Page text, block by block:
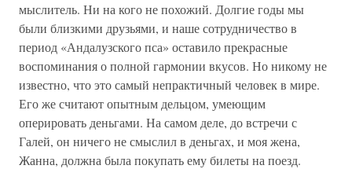
мыслитель. Ни на кого не похожий. Долгие годы мы
были близкими друзьями, и наше сотрудничество в
период «Андалузского пса» оставило прекрасные
воспоминания о полной гармонии вкусов. Но никому не
известно, что это самый непрактичный человек в мире.
Его же считают опытным дельцом, умеющим
оперировать деньгами. На самом деле, до встречи с
Галей, он ничего не смыслил в деньгах, и моя жена,
Жанна, должна была покупать ему билеты на поезд.